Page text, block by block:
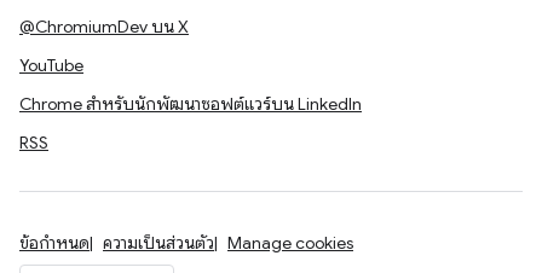
@ChromiumDev บน X
YouTube
Chrome สำหรับนักพัฒนาซอฟต์แวร์บน LinkedIn
RSS
ข้อกำหนด ความเป็นส่วนตัว Manage cookies